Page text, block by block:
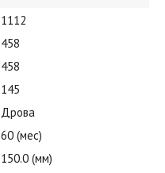
1112
458
458
145
Дрова
60 (мес)
150.0 (мм)